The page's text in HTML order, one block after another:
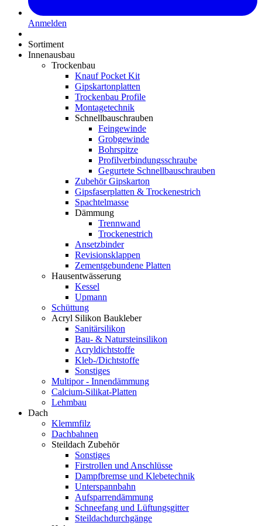
Anmelden
Sortiment
Innenausbau
Trockenbau
Knauf Pocket Kit
Gipskartonplatten
Trockenbau Profile
Montagetechnik
Schnellbauschrauben
Feingewinde
Grobgewinde
Bohrspitze
Profilverbindungsschraube
Gegurtete Schnellbauschrauben
Zubehör Gipskarton
Gipsfaserplatten & Trockenestrich
Spachtelmasse
Dämmung
Trennwand
Trockenestrich
Ansetzbinder
Revisionsklappen
Zementgebundene Platten
Hausentwässerung
Kessel
Upmann
Schüttung
Acryl Silikon Baukleber
Sanitärsilikon
Bau- & Natursteinsilikon
Acryldichtstoffe
Kleb-/Dichtstoffe
Sonstiges
Multipor - Innendämmung
Calcium-Silikat-Platten
Lehmbau
Dach
Klemmfilz
Dachbahnen
Steildach Zubehör
Sonstiges
Firstrollen und Anschlüsse
Dampfbremse und Klebetechnik
Unterspannbahn
Aufsparrendämmung
Schneefang und Lüftungsgitter
Steildachdurchgänge